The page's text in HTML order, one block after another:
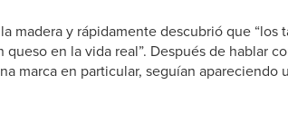
madera y rápidamente descubrió que “los
en la vida real”. Después de hablar
marca en particular, seguían apareciendo